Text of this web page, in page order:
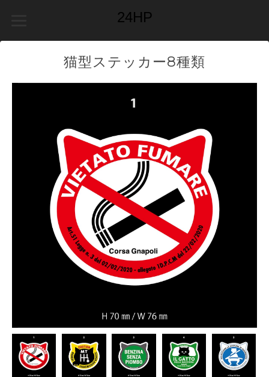
24HP
猫型ステッカー8種類